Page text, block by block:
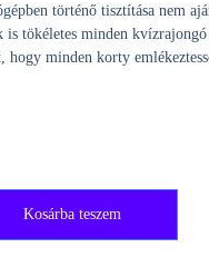
történő tisztítása nem
is tökéletes minden kvízrajongó
hogy minden korty
Kosárba teszem